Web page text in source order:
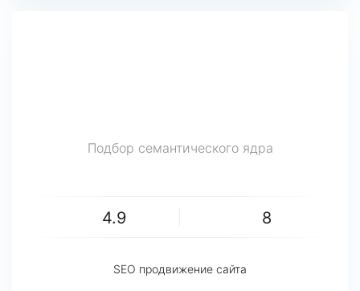
Подбор семантического ядра
4.9 8
SEO продвижение сайта